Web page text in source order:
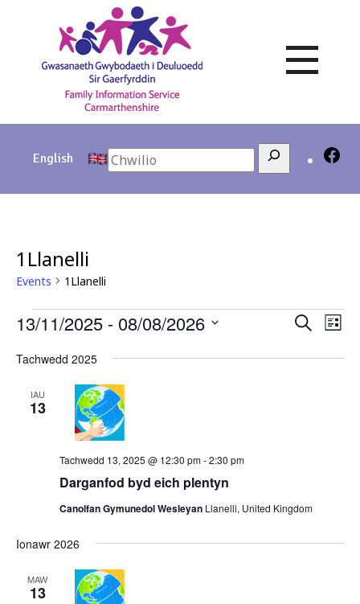
English Search
1Llanelli
Events 1Llanelli
Events
Events
SearchList
13/11/2025 - 08/08/2026
date.
Tachwedd 2025
IAU
13
Darganfod byd eich plentyn
Tachwedd 13, 2025 @ 12:30 pm-2:30 pm
Canolfan Gymunedol Wesleyan Llanelli, United Kingdom
Ionawr 2026
MAW
13